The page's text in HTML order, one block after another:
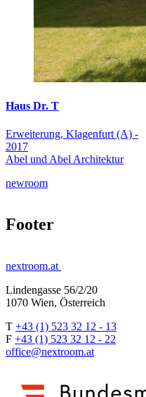
Haus Dr. T
Erweiterung, Klagenfurt (A) -
2017
Abel und Abel Architektur
newroom
Footer
nextroom.at
Lindengasse 56/2/20
1070 Wien, Österreich
T +43 (1) 523 32 12 - 13
F +43 (1) 523 32 12 - 22
office@nextroom.at